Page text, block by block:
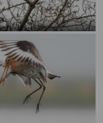
125 17